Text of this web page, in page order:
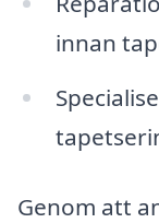
innan
Genom att